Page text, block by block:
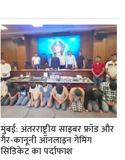
मुंबई: अंतरराष्ट्रीय साइबर फ्रॉड और
गैर-कानूनी ऑनलाइन गेमिंग
सिंडिकेट का पर्दाफाश